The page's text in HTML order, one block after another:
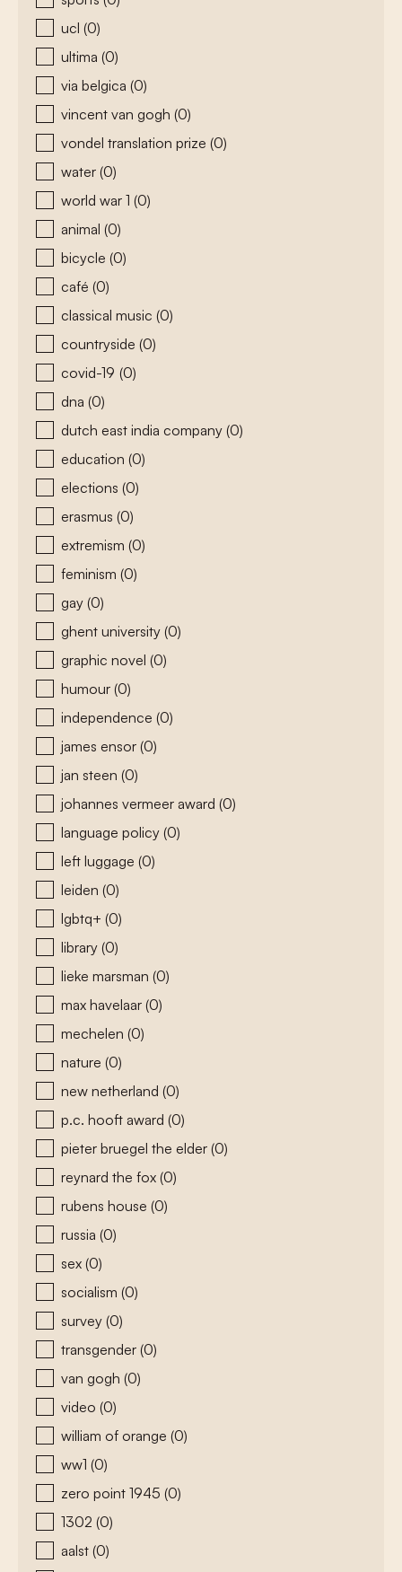
ucl (0)
ultima (0)
via belgica (0)
vincent van gogh (0)
vondel translation prize (0)
water (0)
world war 1 (0)
animal (0)
bicycle (0)
café (0)
classical music (0)
countryside (0)
covid-19 (0)
dna (0)
dutch east india company (0)
education (0)
elections (0)
erasmus (0)
extremism (0)
feminism (0)
gay (0)
ghent university (0)
graphic novel (0)
humour (0)
independence (0)
james ensor (0)
jan steen (0)
johannes vermeer award (0)
language policy (0)
left luggage (0)
leiden (0)
lgbtq+ (0)
library (0)
lieke marsman (0)
max havelaar (0)
mechelen (0)
nature (0)
new netherland (0)
p.c. hooft award (0)
pieter bruegel the elder (0)
reynard the fox (0)
rubens house (0)
russia (0)
sex (0)
socialism (0)
survey (0)
transgender (0)
van gogh (0)
video (0)
william of orange (0)
ww1 (0)
zero point 1945 (0)
1302 (0)
aalst (0)